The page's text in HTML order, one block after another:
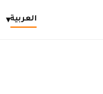
العربية▾